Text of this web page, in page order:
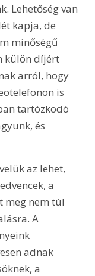
Lehetőség van
kapja, de
minőségű
külön díjért
arról, hogy
is
tartózkodó
és
az lehet,
a
meg nem túl
A
adnak
a